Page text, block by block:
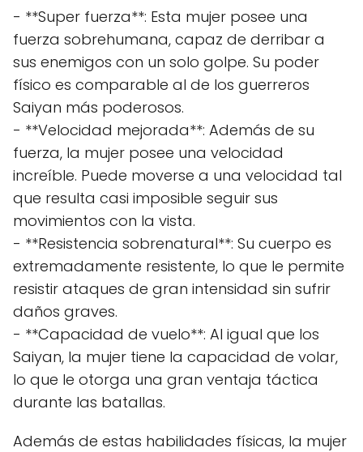
- **Super fuerza**: Esta mujer posee una
fuerza sobrehumana, capaz de derribar a
sus enemigos con un solo golpe. Su poder
físico es comparable al de los guerreros
Saiyan más poderosos.
- **Velocidad mejorada**: Además de su
fuerza, la mujer posee una velocidad
increíble. Puede moverse a una velocidad tal
que resulta casi imposible seguir sus
movimientos con la vista.
- **Resistencia sobrenatural**: Su cuerpo es
extremadamente resistente, lo que le permite
resistir ataques de gran intensidad sin sufrir
daños graves.
- **Capacidad de vuelo**: Al igual que los
Saiyan, la mujer tiene la capacidad de volar,
lo que le otorga una gran ventaja táctica
durante las batallas.
Además de estas habilidades físicas, la mujer